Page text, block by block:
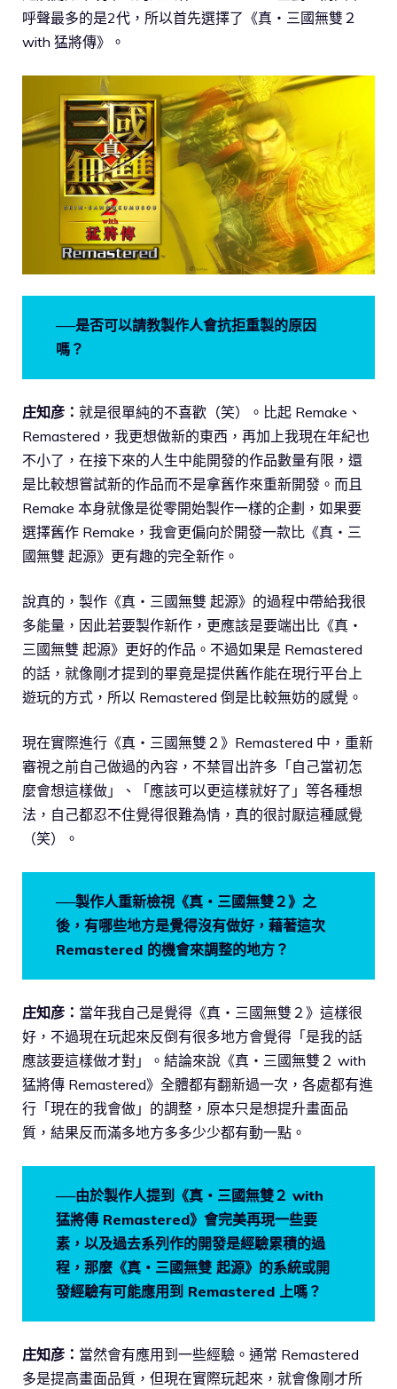
呼聲最多的是2代，所以首先選擇了《真・三國無雙２
with 猛將傳》。
──是否可以請教製作人會抗拒重製的原因
嗎？
庄知彦： 就是很單純的不喜歡（笑）。比起 Remake、
Remastered，我更想做新的東西，再加上我現在年紀也
不小了，在接下來的人生中能開發的作品數量有限，還
是比較想嘗試新的作品而不是拿舊作來重新開發。而且
Remake 本身就像是從零開始製作一樣的企劃，如果要
選擇舊作 Remake，我會更偏向於開發一款比《真・三
國無雙 起源》更有趣的完全新作。
說真的，製作《真・三國無雙 起源》的過程中帶給我很
多能量，因此若要製作新作，更應該是要端出比《真・
三國無雙 起源》更好的作品。不過如果是 Remastered
的話，就像剛才提到的畢竟是提供舊作能在現行平台上
遊玩的方式，所以 Remastered 倒是比較無妨的感覺。
現在實際進行《真・三國無雙２》Remastered 中，重新
審視之前自己做過的內容，不禁冒出許多「自己當初怎
麼會想這樣做」、「應該可以更這樣就好了」等各種想
法，自己都忍不住覺得很難為情，真的很討厭這種感覺
（笑）。
──製作人重新檢視《真・三國無雙２》之
後，有哪些地方是覺得沒有做好，藉著這次
Remastered 的機會來調整的地方？
庄知彦： 當年我自己是覺得《真・三國無雙２》這樣很
好，不過現在玩起來反倒有很多地方會覺得「是我的話
應該要這樣做才對」。結論來說《真・三國無雙２ with
猛將傳 Remastered》全體都有翻新過一次，各處都有進
行「現在的我會做」的調整，原本只是想提升畫面品
質，結果反而滿多地方多多少少都有動一點。
──由於製作人提到《真・三國無雙２ with
猛將傳 Remastered》會完美再現一些要
素，以及過去系列作的開發是經驗累積的過
程，那麼《真・三國無雙 起源》的系統或開
發經驗有可能應用到 Remastered 上嗎？
庄知彦： 當然會有應用到一些經驗。通常 Remastered
多是提高畫面品質，但現在實際玩起來，就會像剛才所